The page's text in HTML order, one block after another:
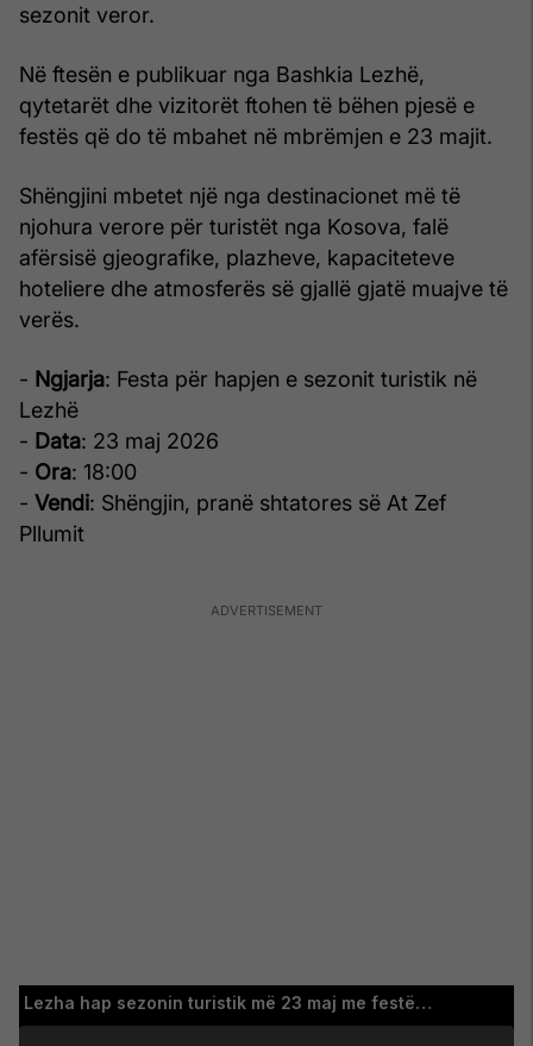
sezonit veror.
Në ftesën e publikuar nga Bashkia Lezhë,
qytetarët dhe vizitorët ftohen të bëhen pjesë e
festës që do të mbahet në mbrëmjen e 23 majit.
Shëngjini mbetet një nga destinacionet më të
njohura verore për turistët nga Kosova, falë
afërsisë gjeografike, plazheve, kapaciteteve
hoteliere dhe atmosferës së gjallë gjatë muajve të
verës.
- Ngjarja: Festa për hapjen e sezonit turistik në
Lezhë
- Data: 23 maj 2026
- Ora: 18:00
- Vendi: Shëngjin, pranë shtatores së At Zef
Pllumit